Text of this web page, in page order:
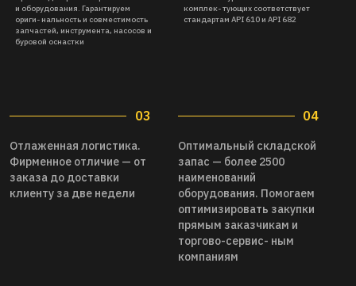
03
Отлаженная логистика.
Фирменное отличие — от
заказа до доставки
клиенту за две недели
04
Оптимальный складской
запас — более 2500
наименований
оборудования. Помогаем
оптимизировать закупки
прямым заказчикам и
торгово-сервис- ным
компаниям